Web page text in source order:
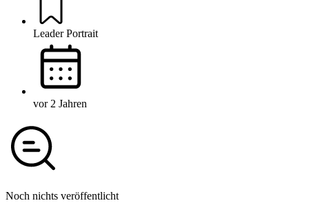
Leader Portrait
vor 2 Jahren
Noch nichts veröffentlicht